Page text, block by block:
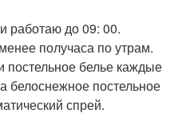
работаю до 09: 00.
получаса по утрам.
белье каждые
белоснежное постельное
спрей.